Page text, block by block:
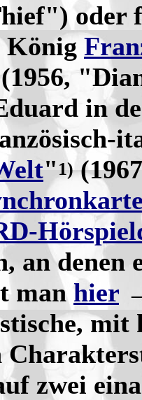
König
in
" 1)
an
man hier
zwei